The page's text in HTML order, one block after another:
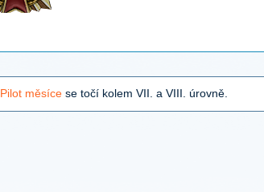
Pilot měsíce se točí kolem VII. a VIII. úrovně.